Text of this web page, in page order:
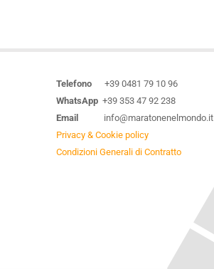
Telefono +39 0481 79 10 96
WhatsApp +39 353 47 92 238
Email
info@maratonenelmondo.it
Privacy & Cookie policy
Condizioni Generali di Contratto